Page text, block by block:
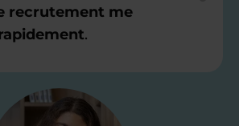
recrutement me
.